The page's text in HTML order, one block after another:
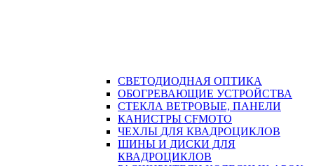
СВЕТОДИОДНАЯ ОПТИКА
ОБОГРЕВАЮЩИЕ УСТРОЙСТВА
СТЕКЛА ВЕТРОВЫЕ, ПАНЕЛИ
КАНИСТРЫ CFMOTO
ЧЕХЛЫ ДЛЯ КВАДРОЦИКЛОВ
ШИНЫ И ДИСКИ ДЛЯ
КВАДРОЦИКЛОВ